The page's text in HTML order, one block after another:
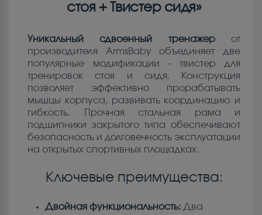
стоя + Твистер сидя»
Уникальный сдвоенный тренажерот
производителя ArmsBaby объединяет две
популярные модификации - твистер для
тренировок стоя и сидя. Конструкция
позволяет эффективно прорабатывать
мышцы корпуса, развивать координацию и
гибкость. Прочная стальная рама и
подшипники закрытого типа обеспечивают
безопасность и долговечность эксплуатации
на открытых спортивных площадках.
Ключевые преимущества:
Двойная функциональность: Два